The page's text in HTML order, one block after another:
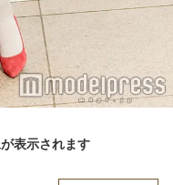
表示されます